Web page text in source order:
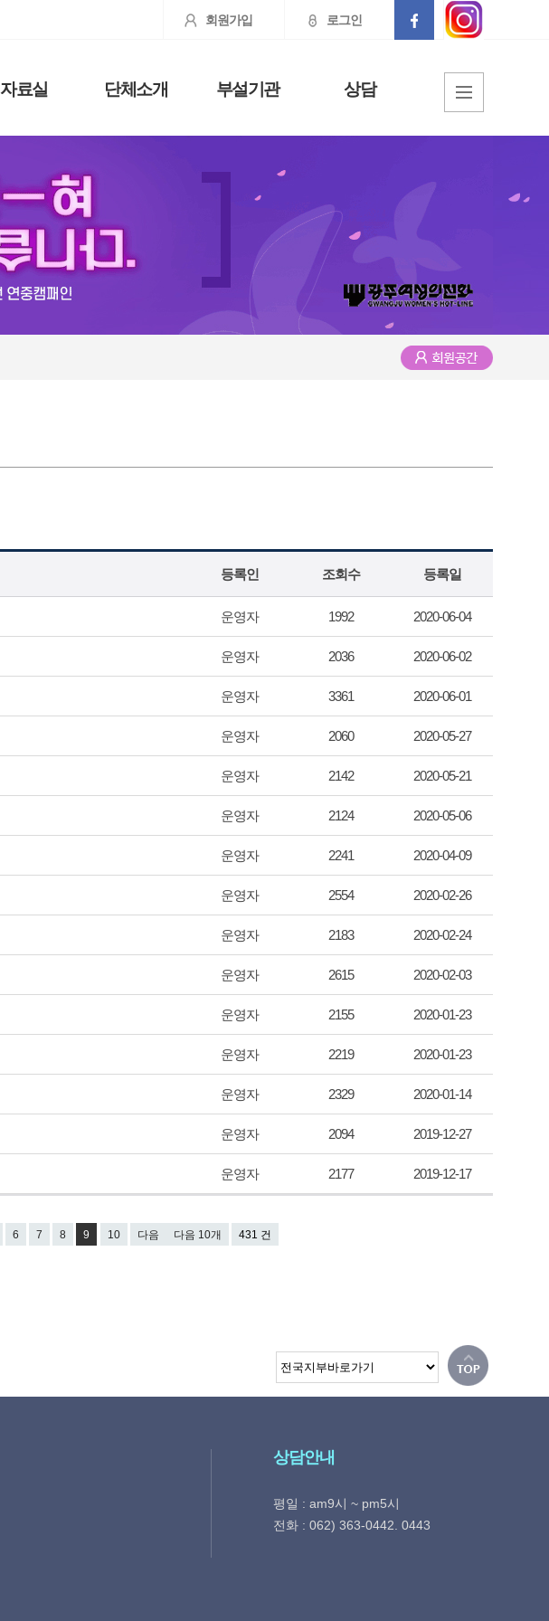
회원가입 로그인
자료실 단체소개 부설기관 상담
등록인 조회수 등록일
운영자 1992 2020-06-04
운영자 2036 2020-06-02
운영자 3361 2020-06-01
운영자 2060 2020-05-27
운영자 2142 2020-05-21
운영자 2124 2020-05-06
운영자 2241 2020-04-09
운영자 2554 2020-02-26
운영자 2183 2020-02-24
운영자 2615 2020-02-03
운영자 2155 2020-01-23
운영자 2219 2020-01-23
운영자 2329 2020-01-14
운영자 2094 2019-12-27
운영자 2177 2019-12-17
6 7 8 9 10 다음 다음 10개 431 건
상담안내
평일 : am9시 ~ pm5시
전화 : 062) 363-0442. 0443